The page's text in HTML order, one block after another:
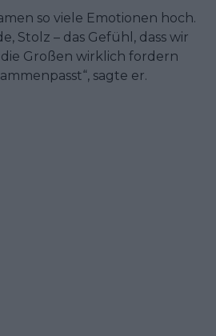
so viele Emotionen hoch.
Stolz – das Gefühl, dass wir
die Großen wirklich fordern
sagte er.